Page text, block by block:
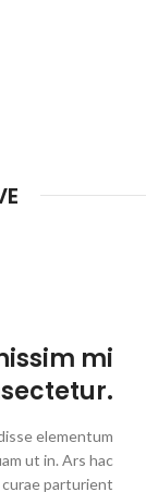
mi
elementum
ut in. Ars hac
parturient